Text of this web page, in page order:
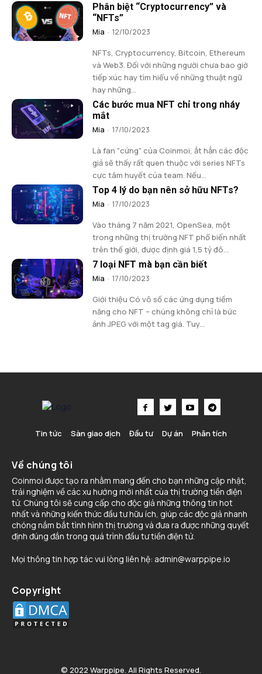
Phân biệt “Cryptocurrency” và
“NFTs”
Mia - 12/10/2023
NFTs, Cryptocurrency, Bitcoin, Ethereum
và Web3. Đối với những người chưa bao giờ
tiếp xúc hay tìm hiểu về những thuật ngữ
hay những...
Các bước mua NFT chỉ trong nháy
mắt
Mia - 17/10/2023
Là fan "cứng" của Coinmoi, ắt hẳn các độc
giả sẽ thấy rất quen thuộc với series NFTs
cực tâm huyết của team. Nếu...
Top 4 lý do bạn nên sở hữu NFTs?
Mia - 17/10/2023
Vào tháng 7 năm 2021, OpenSea, một
trong những thị trường NFT phổ biến nhất
trên thế giới, được định giá 1,5 tỷ đô...
7 loại NFT mà bạn cần biết
Mia - 17/10/2023
Giới thiệu Có vô số các ứng dụng tiềm
năng cho NFT – chúng không chỉ là bức
ảnh JPEG với một tag giá. Tuy...
Tin tức Sàn giao dịch Đầu tư Dự án Phân tích
Về chúng tôi
Coinmoi được tạo ra nhằm mang đến cho bạn những cập nhật,
trải nghiệm về các xu hướng mới nhất cùa thị trường tiền điện
tử. Chúng tôi sẽ cung cấp cho độc giả những thông tin hot
nhất và những kiến thức đầu tư hữu ích, giúp các độc giả nhanh
chóng nắm bắt tình hình thị trường và đưa ra được những quyết
định đúng đắn trong quá trình đầu tư tiền điện tử.
Mọi thông tin hợp tác vui lòng liên hệ: admin@warppipe.io
Copyright
© 2022 Warppipe. All Rights Reserved.